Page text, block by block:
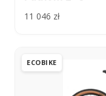
11 046 zł
ECOBIKE